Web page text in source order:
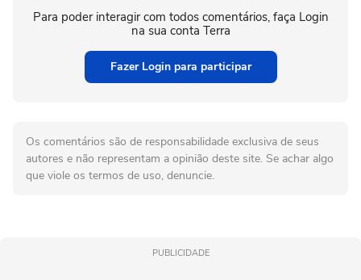
Para poder interagir com todos comentários, faça Login
na sua conta Terra
Fazer Login para participar
Os comentários são de responsabilidade exclusiva de seus
autores e não representam a opinião deste site. Se achar algo
que viole os termos de uso, denuncie.
PUBLICIDADE